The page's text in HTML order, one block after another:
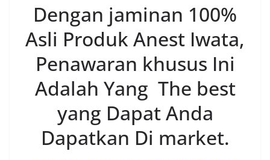
Dengan jaminan 100%
Asli Produk Anest Iwata,
Penawaran khusus Ini
Adalah Yang The best
yang Dapat Anda
Dapatkan Di market.